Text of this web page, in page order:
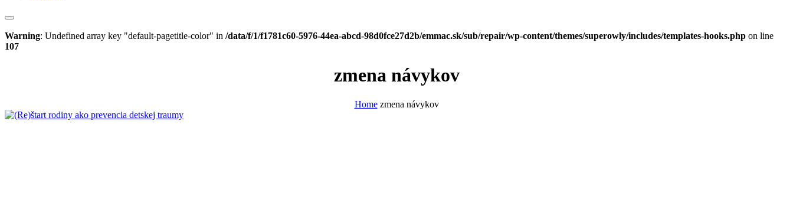
Warning: Undefined array key "default-pagetitle-color" in /data/f/1/f1781c60-5976-44ea-abcd-98d0fce27d2b/emmac.sk/sub/repair/wp-content/themes/superowly/includes/templates-hooks.php on line
107
zmena návykov
Home zmena návykov